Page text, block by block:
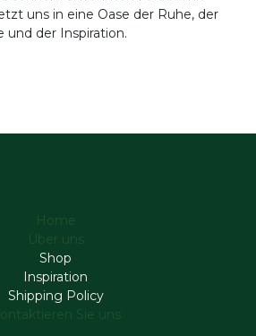
uns in eine Oase der Ruhe, der
und der Inspiration.
Home
Über uns
Shop
Inspiration
Shipping Policy
Sie uns